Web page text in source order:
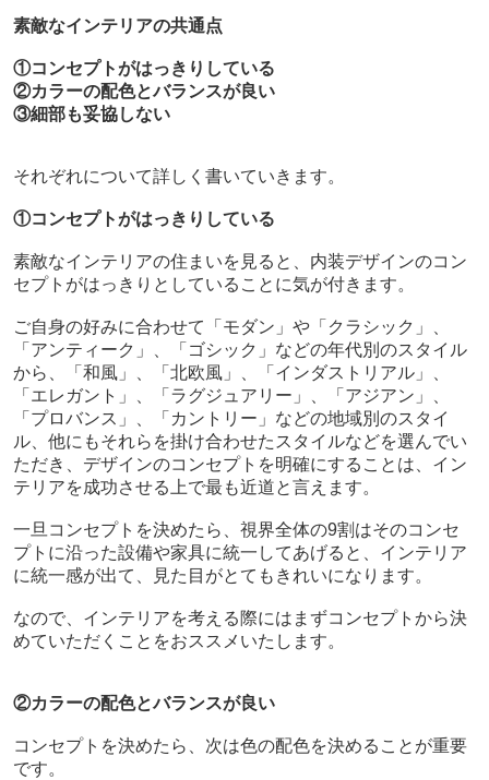
素敵なインテリアの共通点
①コンセプトがはっきりしている
②カラーの配色とバランスが良い
③細部も妥協しない
それぞれについて詳しく書いていきます。
①コンセプトがはっきりしている
素敵なインテリアの住まいを見ると、内装デザインのコン
セプトがはっきりとしていることに気が付きます。
ご自身の好みに合わせて 「 モダン」や「クラシック」、
「アンティーク」、「ゴシック」などの年代別のスタイル
から、「和風」、
「北欧風」、「インダストリアル」、
「エレガント」、「ラグジュアリー」、「アジアン」、
「プロバンス」、「カントリー」などの地域別のスタイ
ル、他にもそれらを掛け合わせたスタイルなどを選んでい
ただき、デザインのコンセプトを明確にすることは、イン
テリアを成功させる上で最も近道と言えます。
一旦コンセプトを決めたら、視界全体の9割はそのコンセ
プトに沿った設備や家具に統一してあげると、インテリア
に統一感が出て、見た目がとてもきれいになります。
なので、インテリアを考える際にはまずコンセプトから決
めていただくことをおススメいたします。
②カラーの配色とバランスが良い
コンセプトを決めたら、次は色の配色を決めることが重要
です。